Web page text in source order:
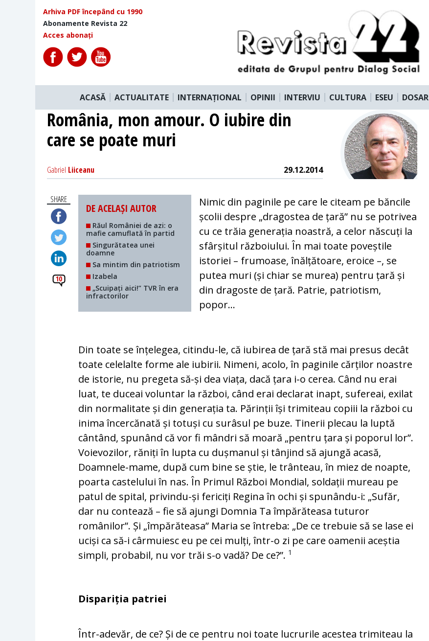
Arhiva PDF începând cu 1990
Abonamente Revista 22
Acces abonați
ACASĂ ACTUALITATE INTERNAȚIONAL OPINII INTERVIU CULTURA ESEU DOSAR
România, mon amour. O iubire din
care se poate muri
Gabriel Liiceanu 29.12.2014
SHARE
10
DE ACELAȘI AUTOR
Răul României de azi: o
mafie camuflată în partid
Singurătatea unei
doamne
Sa mintim din patriotism
Izabela
„Scuipați aici!” TVR în era
infractorilor
Nimic din paginile pe care le citeam pe băncile
școlii despre „dragostea de țară” nu se potrivea
cu ce trăia generația noastră, a celor născuți la
sfârșitul războiului. În mai toate poveștile
istoriei – frumoase, înălțătoare, eroice –, se
putea muri (și chiar se murea) pentru țară și
din dragoste de țară. Patrie, patriotism,
popor…
Din toate se înțelegea, citindu-le, că iubirea de țară stă mai presus decât
toate celelalte forme ale iubirii. Nimeni, acolo, în paginile cărților noastre
de istorie, nu pregeta să-și dea viața, dacă țara i-o cerea. Când nu erai
luat, te duceai voluntar la război, când erai declarat inapt, sufereai, exilat
din normalitate și din generația ta. Părinții își trimiteau copiii la război cu
inima încercănată și totuși cu surâsul pe buze. Tinerii plecau la luptă
cântând, spunând că vor fi mândri să moară „pentru țara și poporul lor”.
Voievozilor, răniți în lupta cu dușmanul și tânjind să ajungă acasă,
Doamnele-mame, după cum bine se știe, le trânteau, în miez de noapte,
poarta castelului în nas. În Primul Război Mondial, soldații mureau pe
patul de spital, privindu-și fericiți Regina în ochi și spunându-i: „Sufăr,
dar nu contează – fie să ajungi Domnia Ta împărăteasa tuturor
românilor”. Și „împărăteasa” Maria se întreba: „De ce trebuie să se lase ei
uciși ca să-i cârmuiesc eu pe cei mulți, într-o zi pe care oamenii aceștia
simpli, probabil, nu vor trăi s-o vadă? De ce?”. 1
Dispariția patriei
Într-adevăr, de ce? Și de ce pentru noi toate lucrurile acestea trimiteau la